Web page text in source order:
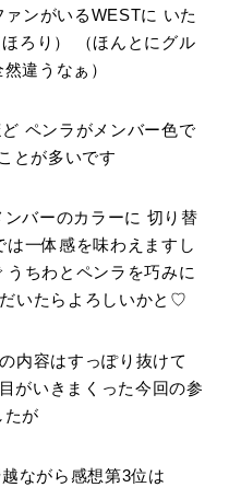
ンがいるWESTに いた
ろり） （ほんとにグル
違うなぁ）
ペンラがメンバー色で
とが多いです
バーのカラーに 切り替
は一体感を味わえますし
うちわとペンラを巧みに
いたらよろしいかと♡
内容はすっぽり抜けて
がいきまくった今回の参
たが
ながら感想第3位は